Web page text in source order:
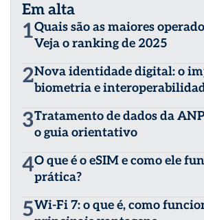
Em alta
1Quais são as maiores
Veja o ranking de 2025
2Nova identidade digital: o
biometria e
3Tratamento de dados da
o guia orientativo
4O que é o eSIM e como ele
prática?
5Wi-Fi 7: o que é, como